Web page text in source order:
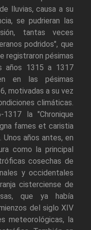
lluvias, causa a su
se pudrieran las
tantas veces
podridos", que
registraron pésimas
años 1315 a 1317
en las pésimas
motivadas a su vez
climáticas.
la "Chronique
fames et caristia
Unos años antes, en
como la principal
cosechas de
y occidentales
cisterciense de
que ya había
del siglo XIV
meteorológicas, la